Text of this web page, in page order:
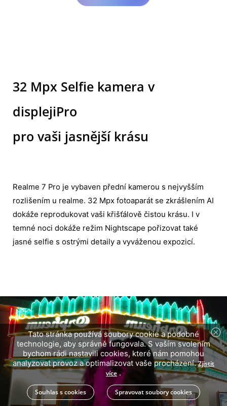
32 Mpx Selfie kamera v
displejiPro
pro vaši jasnější krásu
Realme 7 Pro je vybaven přední kamerou s nejvyšším
rozlišením u realme. 32 Mpx fotoaparát se zkrášlením AI
dokáže reprodukovat vaši křišťálově čistou krásu. I v
temné noci dokáže režim Nightscape pořizovat také
jasné selfie s ostrými detaily a vyváženou expozicí.
Tato stránka používá soubory cookie a podobné
technologie, aby správně fungovala. S vaším svolením
bychom rádi nastavili cookies, které nám pomohou
analyzovat provoz a optimalizovat vaše procházení.Zjistit
více.
Souhlas s cookies Spravovat soubory cookies